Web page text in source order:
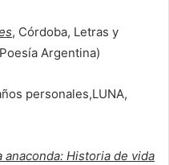
, Córdoba, Letras y
Argentina)
anaconda: Historia de vida